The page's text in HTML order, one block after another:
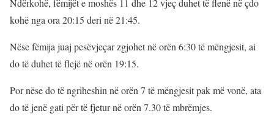
Ndërkohë, fëmijët e moshës 11 dhe 12 vjeç duhet të flenë në çdo
kohë nga ora 20:15 deri në 21:45.
Nëse fëmija juaj pesëvjeçar zgjohet në orën 6:30 të mëngjesit, ai
do të duhet të flejë në orën 19:15.
Por nëse do të ngriheshin në orën 7 të mëngjesit pak më vonë, ata
do të jenë gati për të fjetur në orën 7.30 të mbrëmjes.